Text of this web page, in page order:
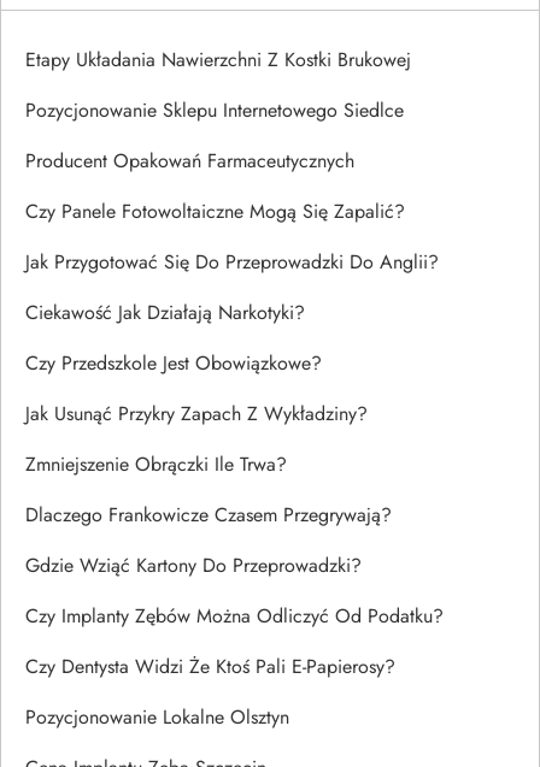
Etapy Układania Nawierzchni Z Kostki Brukowej
Pozycjonowanie Sklepu Internetowego Siedlce
Producent Opakowań Farmaceutycznych
Czy Panele Fotowoltaiczne Mogą Się Zapalić?
Jak Przygotować Się Do Przeprowadzki Do Anglii?
Ciekawość Jak Działają Narkotyki?
Czy Przedszkole Jest Obowiązkowe?
Jak Usunąć Przykry Zapach Z Wykładziny?
Zmniejszenie Obrączki Ile Trwa?
Dlaczego Frankowicze Czasem Przegrywają?
Gdzie Wziąć Kartony Do Przeprowadzki?
Czy Implanty Zębów Można Odliczyć Od Podatku?
Czy Dentysta Widzi Że Ktoś Pali E-Papierosy?
Pozycjonowanie Lokalne Olsztyn